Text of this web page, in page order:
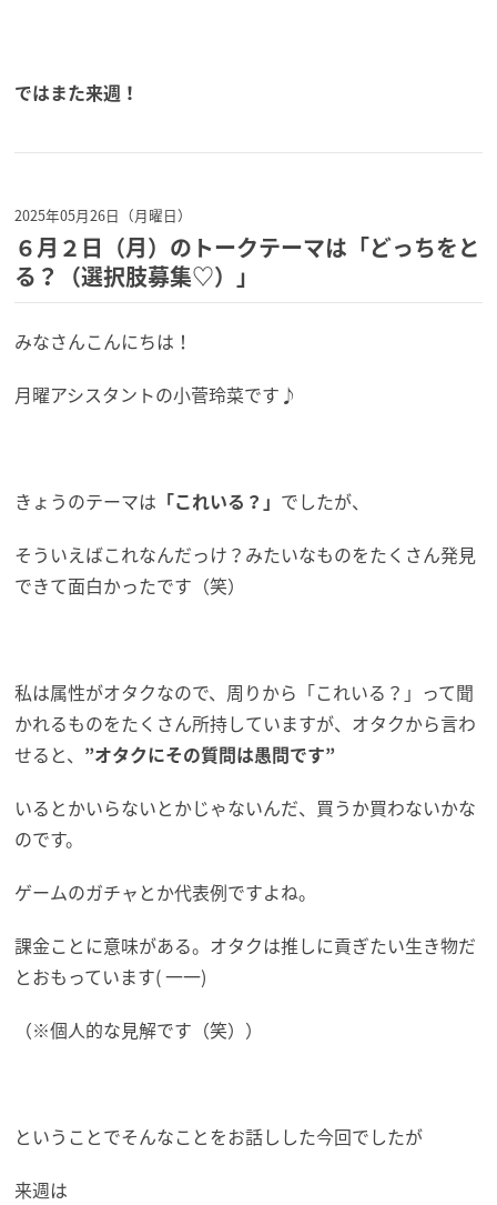
ではまた来週！
2025年05月26日（月曜日）
６月２日（月）のトークテーマは「どっちをと
る？（選択肢募集♡）」
みなさんこんにちは！
月曜アシスタントの小菅玲菜です♪
きょうのテーマは 「これいる？」 でしたが、
そういえばこれなんだっけ？みたいなものをたくさん発見
できて面白かったです（笑）
私は属性がオタクなので、周りから「これいる？」って聞
かれるものをたくさん所持していますが、オタクから言わ
せると、 ”オタクにその質問は愚問です”
いるとかいらないとかじゃないんだ、買うか買わないかな
のです。
ゲームのガチャとか代表例ですよね。
課金ことに意味がある。オタクは推しに貢ぎたい生き物だ
とおもっています( 一一)
（※個人的な見解です（笑））
ということでそんなことをお話しした今回でしたが
来週は